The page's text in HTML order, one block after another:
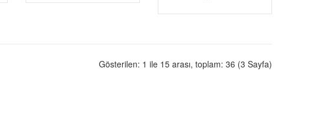
Gösterilen: 1 ile 15 arası, toplam: 36 (3 Sayfa)